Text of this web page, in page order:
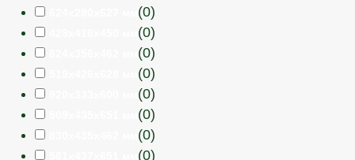
(0)
(0)
(0)
(0)
(0)
(0)
(0)
(0)